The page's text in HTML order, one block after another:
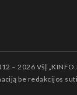
–2026 VšĮ
be redakcijos